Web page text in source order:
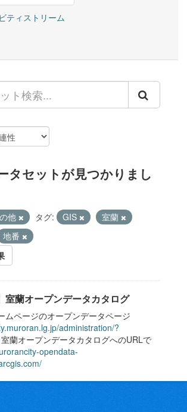
ティストリーム
タセットが見つかりまし
他 タグ: GIS
室蘭
地番
室蘭オープンデータカタログ
ムページのオープンデータページ
administration/?
室蘭オープンデータカタログへのURLで
opendata-